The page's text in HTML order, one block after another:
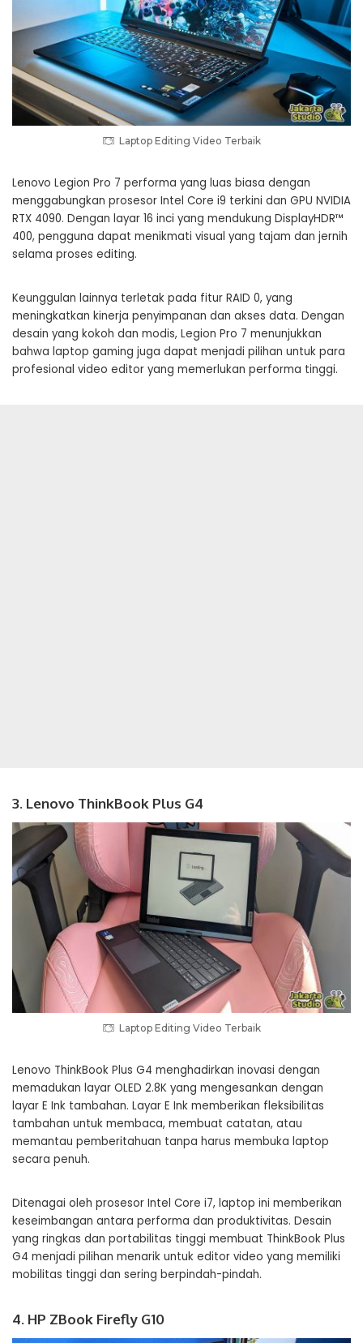
Laptop Editing Video Terbaik
Lenovo Legion Pro 7 performa yang luas biasa dengan
menggabungkan prosesor Intel Core i9 terkini dan GPU NVIDIA
RTX 4090. Dengan layar 16 inci yang mendukung DisplayHDR™
400, pengguna dapat menikmati visual yang tajam dan jernih
selama proses editing.
Keunggulan lainnya terletak pada fitur RAID 0, yang
meningkatkan kinerja penyimpanan dan akses data. Dengan
desain yang kokoh dan modis, Legion Pro 7 menunjukkan
bahwa laptop gaming juga dapat menjadi pilihan untuk para
profesional video editor yang memerlukan performa tinggi.
3. Lenovo ThinkBook Plus G4
Laptop Editing Video Terbaik
Lenovo ThinkBook Plus G4 menghadirkan inovasi dengan
memadukan layar OLED 2.8K yang mengesankan dengan
layar E Ink tambahan. Layar E Ink memberikan fleksibilitas
tambahan untuk membaca, membuat catatan, atau
memantau pemberitahuan tanpa harus membuka laptop
secara penuh.
Ditenagai oleh prosesor Intel Core i7, laptop ini memberikan
keseimbangan antara performa dan produktivitas. Desain
yang ringkas dan portabilitas tinggi membuat ThinkBook Plus
G4 menjadi pilihan menarik untuk editor video yang memiliki
mobilitas tinggi dan sering berpindah-pindah.
4. HP ZBook Firefly G10